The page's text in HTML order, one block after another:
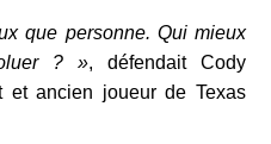
que personne. Qui mieux
? », défendait Cody
et ancien joueur de Texas